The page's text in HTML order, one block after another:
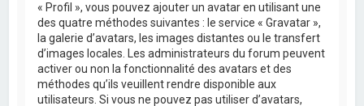
« Profil », vous pouvez ajouter un avatar en utilisant une
des quatre méthodes suivantes : le service « Gravatar »,
la galerie d’avatars, les images distantes ou le transfert
d’images locales. Les administrateurs du forum peuvent
activer ou non la fonctionnalité des avatars et des
méthodes qu’ils veuillent rendre disponible aux
utilisateurs. Si vous ne pouvez pas utiliser d’avatars,